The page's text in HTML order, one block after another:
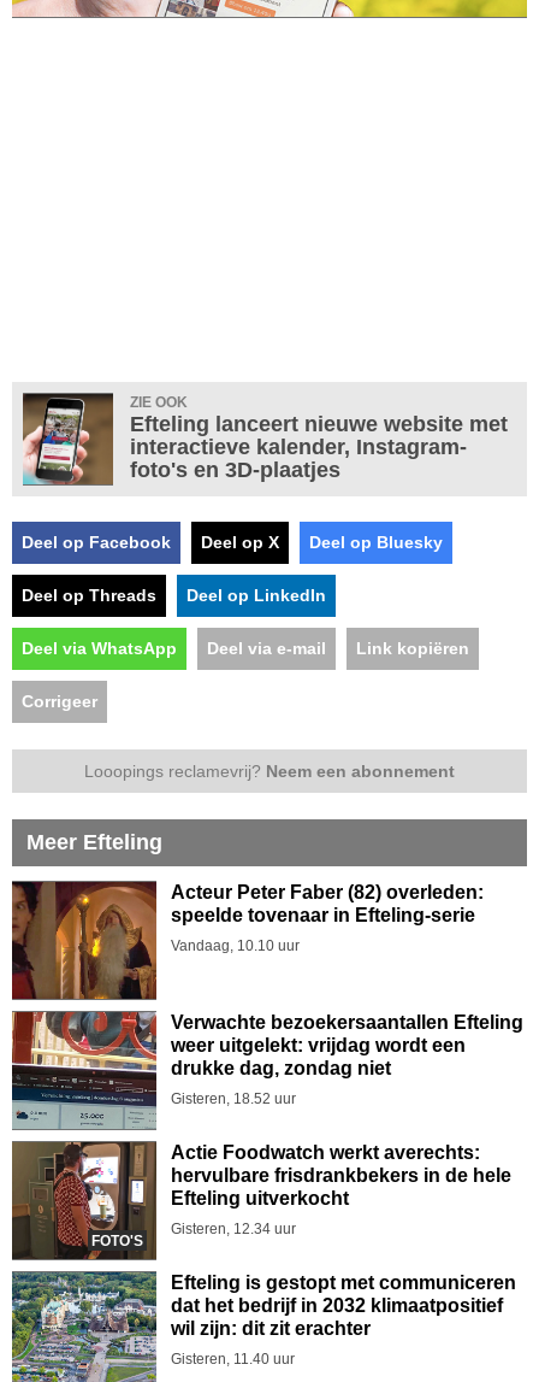
ZIE OOK
Efteling lanceert nieuwe website met
interactieve kalender, Instagram-
foto's en 3D-plaatjes
Deel op Facebook Deel op X Deel op Bluesky
Deel op Threads Deel op LinkedIn
Deel via WhatsApp Deel via e-mail Link kopiëren
Corrigeer
Looopings reclamevrij? Neem een abonnement
Meer Efteling
Acteur Peter Faber (82) overleden:
speelde tovenaar in Efteling-serie
Vandaag, 10.10 uur
Verwachte bezoekersaantallen Efteling
weer uitgelekt: vrijdag wordt een
drukke dag, zondag niet
Gisteren, 18.52 uur
FOTO'S
Actie Foodwatch werkt averechts:
hervulbare frisdrankbekers in de hele
Efteling uitverkocht
Gisteren, 12.34 uur
Efteling is gestopt met communiceren
dat het bedrijf in 2032 klimaatpositief
wil zijn: dit zit erachter
Gisteren, 11.40 uur